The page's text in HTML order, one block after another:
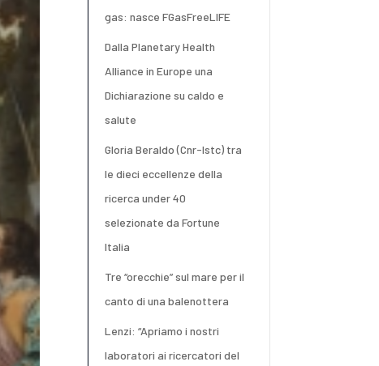
gas: nasce FGasFreeLIFE
Dalla Planetary Health
Alliance in Europe una
Dichiarazione su caldo e
salute
Gloria Beraldo (Cnr-Istc) tra
le dieci eccellenze della
ricerca under 40
selezionate da Fortune
Italia
Tre “orecchie” sul mare per il
canto di una balenottera
Lenzi: “Apriamo i nostri
laboratori ai ricercatori del